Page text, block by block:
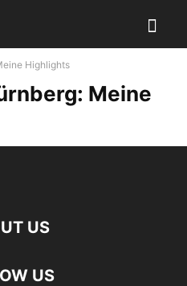
Highlights
Meine
US
US